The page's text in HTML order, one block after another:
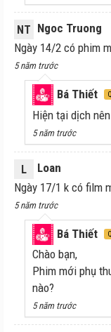
NT Ngoc Truong
Ngày 14/2 có phim
5 năm trước
Bá Thiết
Hiện tại dịch
5 năm trước
L
Loan
Ngày 17/1 k có film
5 năm trước
Bá Thiết
Chào bạn,
Phim mới phụ
nào?
5 năm trước